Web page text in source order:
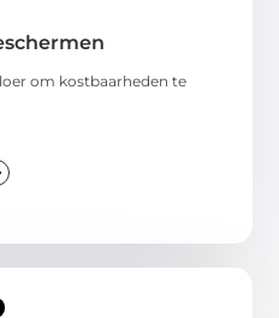
om kostbaarheden te